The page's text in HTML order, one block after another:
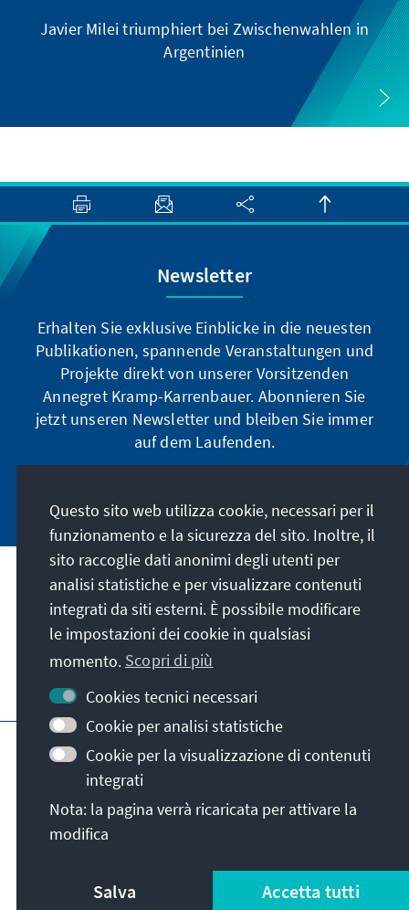
Javier Milei triumphiert bei Zwischenwahlen in
Argentinien
Newsletter
Erhalten Sie exklusive Einblicke in die neuesten
Publikationen, spannende Veranstaltungen und
Projekte direkt von unserer Vorsitzenden
Annegret Kramp-Karrenbauer. Abonnieren Sie
jetzt unseren Newsletter und bleiben Sie immer
auf dem Laufenden.
La nostra missione
Contatto
Altre offerte della fondazione
Colophon
Termini e condizioni
Erklärung zur Barrierefreiheit
Mappa del sito
© Konrad-Adenauer-Stiftung e.V. 2026
Questo sito web utilizza cookie, necessari per il
funzionamento e la sicurezza del sito. Inoltre, il
sito raccoglie dati anonimi degli utenti per
analisi statistiche e per visualizzare contenuti
integrati da siti esterni. È possibile modificare
le impostazioni dei cookie in qualsiasi
momento. Scopri di più
Cookies tecnici necessari
Cookie per analisi statistiche
Cookie per la visualizzazione di contenuti
integrati
Nota: la pagina verrà ricaricata per attivare la
modifica
Salva Accetta tutti